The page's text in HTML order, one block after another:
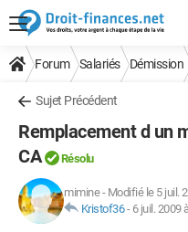
Forum Salariés Démission
Sujet Précédent
Remplacement d un
CA
Résolu
mimine- Modifié le 5 juil.
Kristof36- 6 juil. 2009